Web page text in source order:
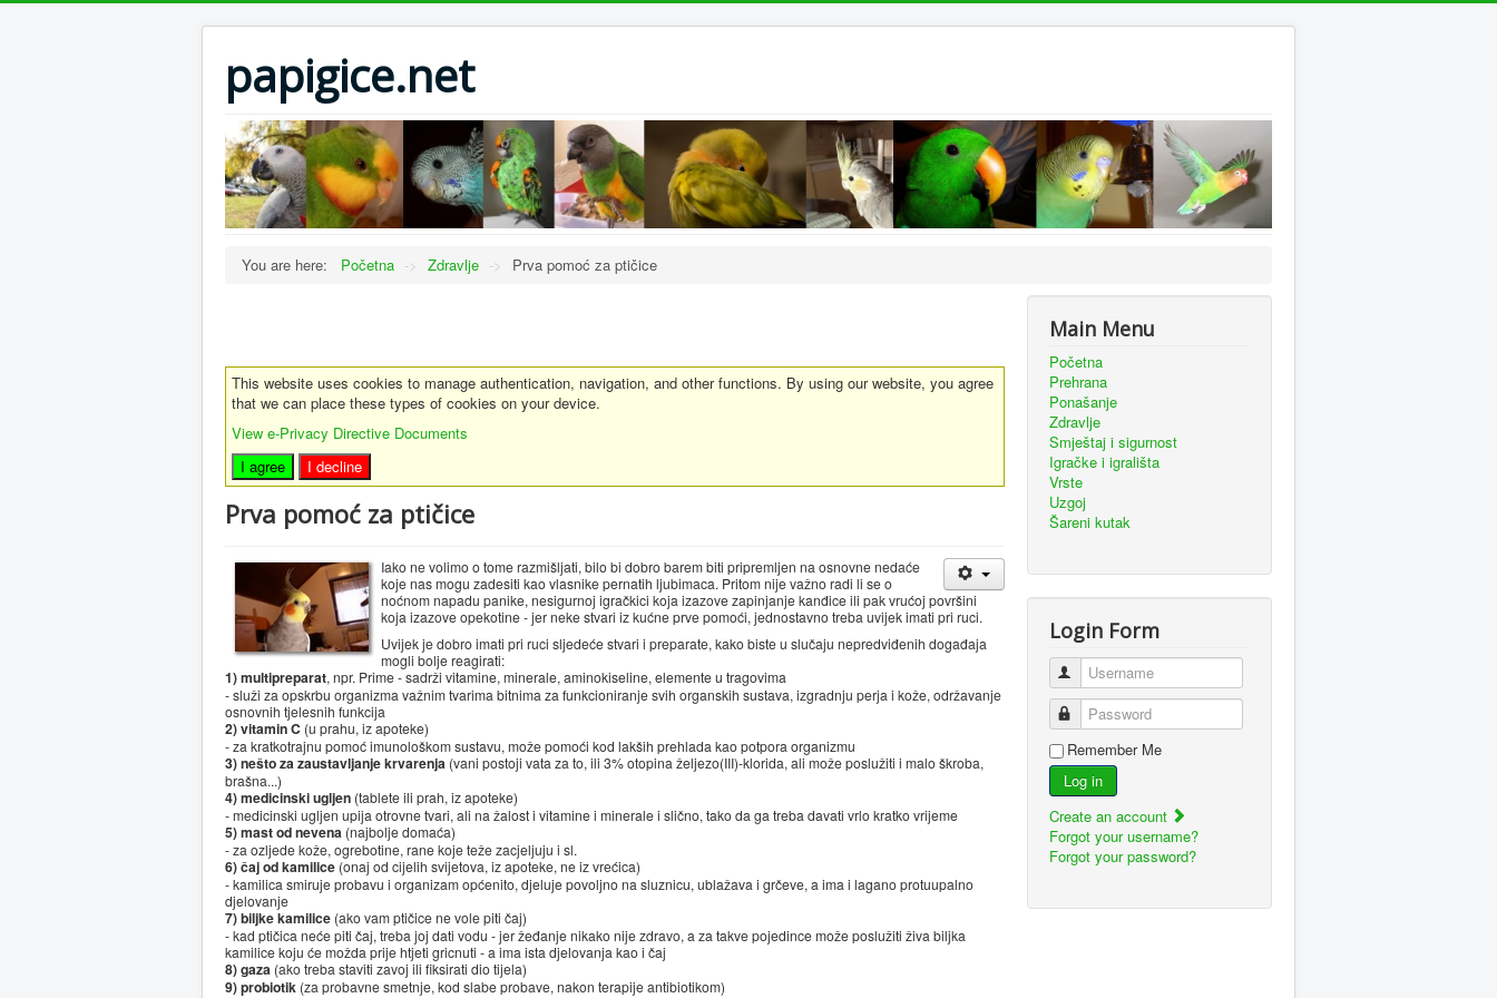
papigice.net
You are here: Početna -> Zdravlje -> Prva pomoć za ptičice
This website uses cookies to manage authentication, navigation, and other functions. By using our website, you agree
that we can place these types of cookies on your device.
View e-Privacy Directive Documents
I agree
I decline
Prva pomoć za ptičice
Iako ne volimo o tome razmišljati, bilo bi dobro barem biti pripremljen na osnovne nedaće
koje nas mogu zadesiti kao vlasnike pernatih ljubimaca. Pritom nije važno radi li se o
noćnom napadu panike, nesigurnoj igračkici koja izazove zapinjanje kanđice ili pak vrućoj površini
koja izazove opekotine - jer neke stvari iz kućne prve pomoći, jednostavno treba uvijek imati pri ruci.
Uvijek je dobro imati pri ruci sljedeće stvari i preparate, kako biste u slučaju nepredviđenih događaja
mogli bolje reagirati:
1) multipreparat, npr. Prime - sadrži vitamine, minerale, aminokiseline, elemente u tragovima
- služi za opskrbu organizma važnim tvarima bitnima za funkcioniranje svih organskih sustava, izgradnju perja i kože, održavanje
osnovnih tjelesnih funkcija
2) vitamin C (u prahu, iz apoteke)
- za kratkotrajnu pomoć imunološkom sustavu, može pomoći kod lakših prehlada kao potpora organizmu
3) nešto za zaustavljanje krvarenja (vani postoji vata za to, ili 3% otopina željezo(III)-klorida, ali može poslužiti i malo škroba,
brašna...)
4) medicinski ugljen (tablete ili prah, iz apoteke)
- medicinski ugljen upija otrovne tvari, ali na žalost i vitamine i minerale i slično, tako da ga treba davati vrlo kratko vrijeme
5) mast od nevena (najbolje domaća)
- za ozljede kože, ogrebotine, rane koje teže zacjeljuju i sl.
6) čaj od kamilice (onaj od cijelih svijetova, iz apoteke, ne iz vrećica)
- kamilica smiruje probavu i organizam općenito, djeluje povoljno na sluznicu, ublažava i grčeve, a ima i lagano protuupalno
djelovanje
7) biljke kamilice (ako vam ptičice ne vole piti čaj)
- kad ptičica neće piti čaj, treba joj dati vodu - jer žeđanje nikako nije zdravo, a za takve pojedince može poslužiti živa biljka
kamilice koju će možda prije htjeti gricnuti - a ima ista djelovanja kao i čaj
8) gaza (ako treba staviti zavoj ili fiksirati dio tijela)
9) probiotik (za probavne smetnje, kod slabe probave, nakon terapije antibiotikom)
Main Menu
Početna
Prehrana
Ponašanje
Zdravlje
Smještaj i sigurnost
Igračke i igrališta
Vrste
Uzgoj
Šareni kutak
Login Form
Username
Password
Remember Me
Log in
Create an account
Forgot your username?
Forgot your password?